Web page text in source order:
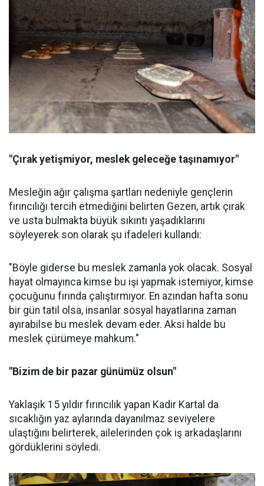
"Çırak yetişmiyor, meslek geleceğe taşınamıyor"
Mesleğin ağır çalışma şartları nedeniyle gençlerin
fırıncılığı tercih etmediğini belirten Gezen, artık çırak
ve usta bulmakta büyük sıkıntı yaşadıklarını
söyleyerek son olarak şu ifadeleri kullandı:
"Böyle giderse bu meslek zamanla yok olacak. Sosyal
hayat olmayınca kimse bu işi yapmak istemiyor, kimse
çocuğunu fırında çalıştırmıyor. En azından hafta sonu
bir gün tatil olsa, insanlar sosyal hayatlarına zaman
ayırabilse bu meslek devam eder. Aksi halde bu
meslek çürümeye mahkum."
"Bizim de bir pazar günümüz olsun"
Yaklaşık 15 yıldır fırıncılık yapan Kadir Kartal da
sıcaklığın yaz aylarında dayanılmaz seviyelere
ulaştığını belirterek, ailelerinden çok iş arkadaşlarını
gördüklerini söyledi.